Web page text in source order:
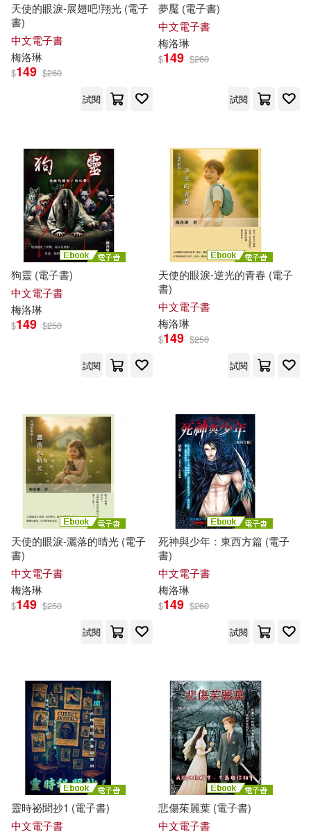
天使的眼淚-展翅吧!翔光 (電子
書)
中文電子書
梅洛琳
$149 $260
試閱
夢魘 (電子書)
中文電子書
梅洛琳
$149 $260
試閱
狗靈 (電子書)
中文電子書
梅洛琳
$149 $250
試閱
天使的眼淚-逆光的青春 (電子
書)
中文電子書
梅洛琳
$149 $250
試閱
天使的眼淚-灑落的晴光 (電子
書)
中文電子書
梅洛琳
$149 $250
試閱
死神與少年：東西方篇 (電子
書)
中文電子書
梅洛琳
$149 $260
試閱
靈時祕聞抄1 (電子書)
中文電子書
悲傷茱麗葉 (電子書)
中文電子書